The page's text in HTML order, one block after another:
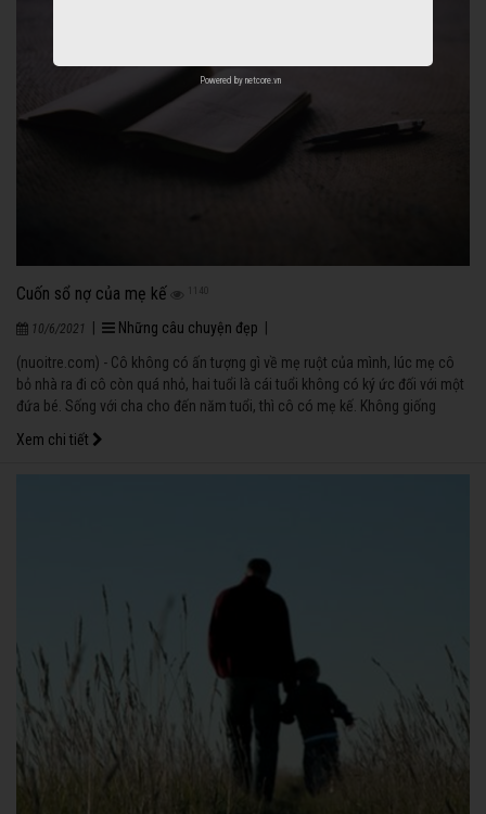
Cuốn sổ nợ của mẹ kế 1140
10/6/2021 Những câu chuyện đẹp
(nuoitre.com) - Cô không có ấn tượng gì về mẹ ruột của mình, lúc mẹ cô
bỏ nhà ra đi cô còn quá nhỏ, hai tuổi là cái tuổi không có ký ức đối với một
đứa bé. Sống với cha cho đến năm tuổi, thì cô có mẹ kế. Không giống
Xem chi tiết
Powered by netcore.vn